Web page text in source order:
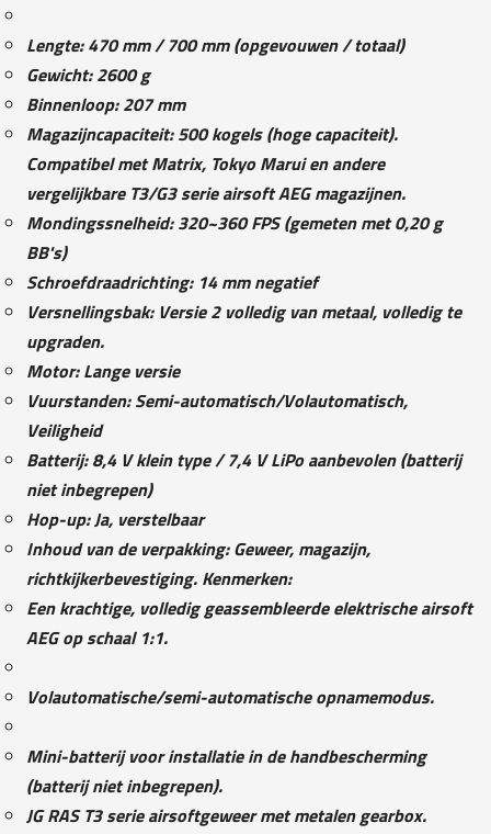
Lengte: 470 mm / 700 mm (opgevouwen / totaal)
Gewicht: 2600 g
Binnenloop: 207 mm
Magazijncapaciteit: 500 kogels (hoge capaciteit).
Compatibel met Matrix, Tokyo Marui en andere
vergelijkbare T3/G3 serie airsoft AEG magazijnen.
Mondingssnelheid: 320~360 FPS (gemeten met 0,20 g
BB's)
Schroefdraadrichting: 14 mm negatief
Versnellingsbak: Versie 2 volledig van metaal, volledig te
upgraden.
Motor: Lange versie
Vuurstanden: Semi-automatisch/Volautomatisch,
Veiligheid
Batterij: 8,4 V klein type / 7,4 V LiPo aanbevolen (batterij
niet inbegrepen)
Hop-up: Ja, verstelbaar
Inhoud van de verpakking: Geweer, magazijn,
richtkijkerbevestiging. Kenmerken:
Een krachtige, volledig geassembleerde elektrische airsoft
AEG op schaal 1:1.
Volautomatische/semi-automatische opnamemodus.
Mini-batterij voor installatie in de handbescherming
(batterij niet inbegrepen).
JG RAS T3 serie airsoftgeweer met metalen gearbox.